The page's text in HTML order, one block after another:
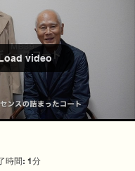
スタムメイドでお作りしてい
さい。 今日土曜日の終日、銀
滞在しております。 商品や
合わせなどお気軽にお問い合
ろしくお願いいたします。
ットン40%糸を使ったTシャ
Load video